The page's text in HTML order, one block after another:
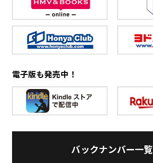
電子版も発売中！
バックナンバー一覧